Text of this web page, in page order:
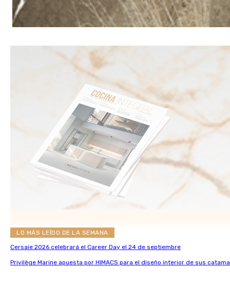
LO MÁS LEÍDO DE LA SEMANA
Cersaie 2026 celebrará el Career Day el 24 de septiembre
Privilège Marine apuesta por HIMACS para el diseño interior de sus